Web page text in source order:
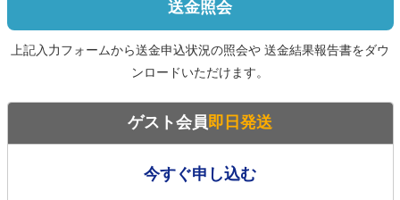
送金照会
上記入力フォームから送金申込状況の照会や 送金結果報告書をダウ
ンロードいただけます。
ゲスト会員即日発送
今すぐ申し込む